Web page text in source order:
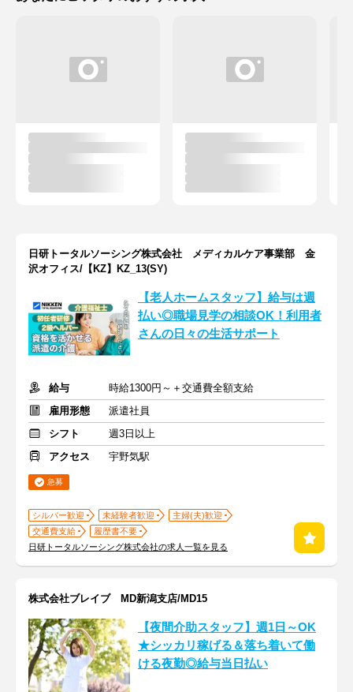
日研トータルソーシング株式会社 メディカルケア事業部 金
沢オフィス/【KZ】KZ_13(SY)
【老人ホームスタッフ】給与は週
払い◎職場見学の相談OK！利用者
さんの日々の生活サポート
給与
時給1300円～＋交通費全額支給
雇用形態
派遣社員
シフト
週3日以上
アクセス
宇野気駅
急募
シルバー歓迎 未経験者歓迎
主婦(夫)歓迎
交通費支給
履歴書不要
日研トータルソーシング株式会社の求人一覧を見る
株式会社ブレイブ MD新潟支店/MD15
【夜間介助スタッフ】週1日～OK
★シッカリ稼げる＆落ち着いて働
ける夜勤◎給与当日払い